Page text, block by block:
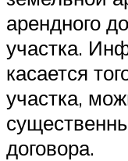
арендного
участка.
касается
участка,
договора.